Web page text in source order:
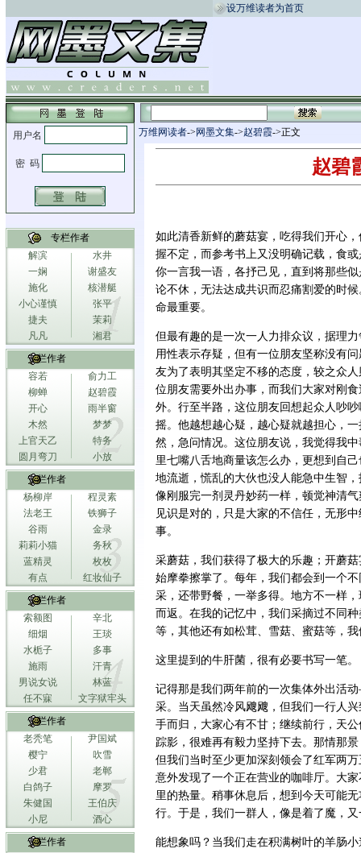
设万维读者为首页
专栏作者
解滨
水井
一娴
谢盛友
施化
核潜艇
小心谨慎
张平
捷夫
茉莉
凡凡
湘君
专栏作者
容若
俞力工
柳蝉
赵碧霞
开心
雨半窗
木然
梦梦
上官天乙
特务
圆月弯刀
小放
专栏作者
杨柳岸
程灵素
法老王
铁狮子
谷雨
金录
莉莉小猫
务秋
蓝精灵
枚枚
有点
红妆仙子
专栏作者
索额图
辛北
细烟
王琰
水栀子
多事
施雨
汗青
男说女说
林蓝
任不寐
文字狱牢头
专栏作者
老秃笔
尹国斌
樱宁
吹雪
少君
老郸
白鸽子
摩罗
朱健国
王伯庆
小尼
酒心
专栏作者
万维网读者-> 网墨文集->赵碧霞->正文
赵碧
如此清香新鲜的蘑菇宴，吃得我们开心
握不定，而参考书上又没明确记载，食
你一言我一语，各抒己见，直到将那些
论不休，无法达成共识而忍痛割爱的时
命最重要。
但最有趣的是一次一人力排众议，据理
用性表示存疑，但有一位朋友坚称没有
友为了表明其坚定不移的态度，较之众
位朋友需要外出办事，而我们大家对刚
外。行至半路，这位朋友回想起众人吵
摇。他越想越心疑，越心疑就越担心，
然，急问情况。这位朋友说，我觉得我
里七嘴八舌地商量该怎么办，更想到自
地流逝，慌乱的大伙也没人能急中生智
像刚服完一剂灵丹妙药一样，顿觉神清
见识是对的，只是大家的不信任，无形
事。
采蘑菇，我们获得了极大的乐趣；开蘑
始摩拳擦掌了。每年，我们都会到一个
采，还带野餐，一举多得。地方不一样
而返。在我的记忆中，我们采摘过不同
等，其他还有如松茸、雪菇、蜜菇等，
这里提到的牛肝菌，很有必要书写一笔。
记得那是我们两年前的一次集体外出活
采。当天虽然冷风飕飕，但我们一行人
手而归，大家心有不甘；继续前行，天
踪影，很难再有毅力坚持下去。那情那
但我们当时至少更加深刻领会了红军两
意外发现了一个正在营业的咖啡厅。大
里的热量。稍事休息后，想到今天可能
行。于是，我们一群人，像是着了魔，
能想象吗？当我们走在积满树叶的羊肠